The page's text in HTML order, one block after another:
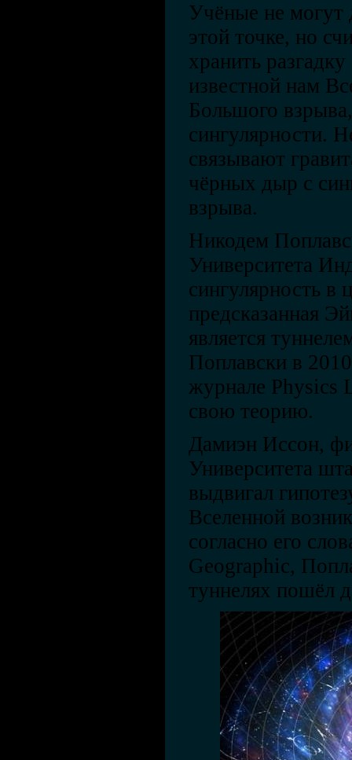
Учёные не могут
этой точке, но
хранить
известной нам
Большого
сингулярности.
связывают
чёрных дыр с
взрыва.
Никодем
Университета
сингулярность в
предсказанная
является
Поплавски в
журнале Physics
свою теорию.
Дамиэн Иссон,
Университета
выдвигал
Вселенной
согласно его
Geographic,
туннелях пошёл